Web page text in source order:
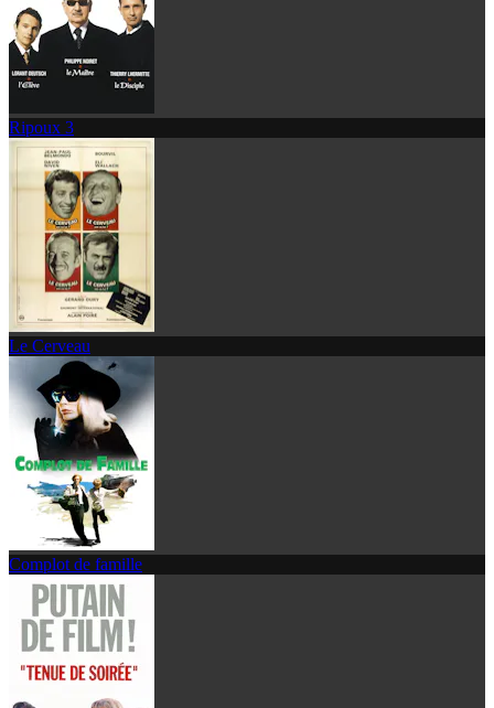
Ripoux 3
Le Cerveau
Complot de famille